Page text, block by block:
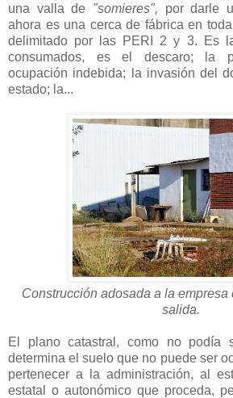
una valla de "somieres", por darle
ahora es una cerca de fábrica en
delimitado por las PERI 2 y 3. Es
consumados, es el descaro; la
ocupación indebida; la invasión del
estado; la...
Construcción adosada a la empresa
salida.
El plano catastral, como no podía
determina el suelo que no puede ser
pertenecer a la administración, al
estatal o autonómico que proceda,